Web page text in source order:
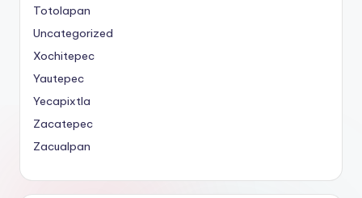
Totolapan
Uncategorized
Xochitepec
Yautepec
Yecapixtla
Zacatepec
Zacualpan